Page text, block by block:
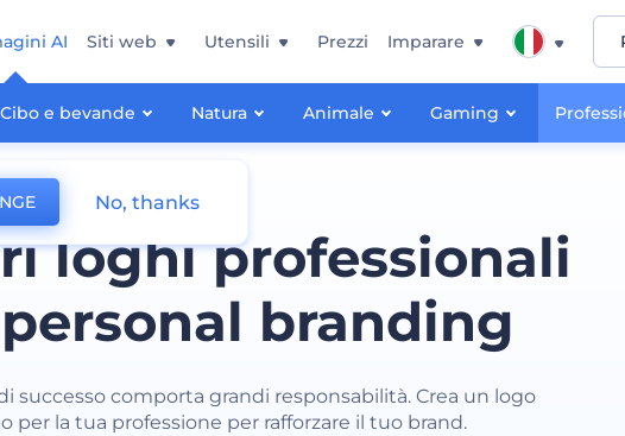
AI
Cibo e bevande Natura Animale Gaming
Siti web Utensili Prezzi Imparare
loghi professionali
branding
successo comporta grandi responsabilità. Crea un logo
per la tua professione per rafforzare il tuo brand.
No, thanks